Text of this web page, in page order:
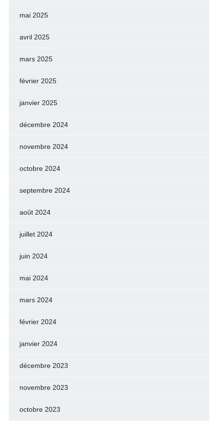
mai 2025
avril 2025
mars 2025
février 2025
janvier 2025
décembre 2024
novembre 2024
octobre 2024
septembre 2024
août 2024
juillet 2024
juin 2024
mai 2024
mars 2024
février 2024
janvier 2024
décembre 2023
novembre 2023
octobre 2023